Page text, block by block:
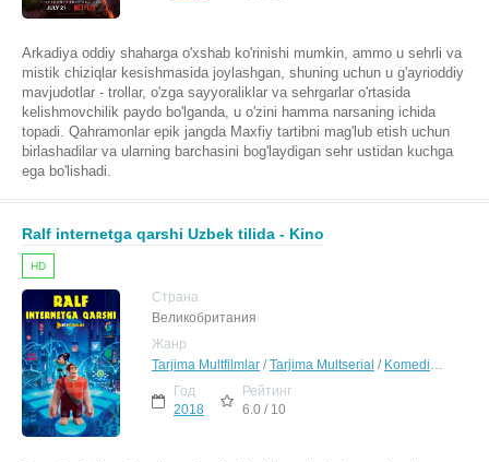
Arkadiya oddiy shaharga o'xshab ko'rinishi mumkin, ammo u sehrli va
mistik chiziqlar kesishmasida joylashgan, shuning uchun u g'ayrioddiy
mavjudotlar - trollar, o'zga sayyoraliklar va sehrgarlar o'rtasida
kelishmovchilik paydo bo'lganda, u o'zini hamma narsaning ichida
topadi. Qahramonlar epik jangda Maxfiy tartibni mag'lub etish uchun
birlashadilar va ularning barchasini bog'laydigan sehr ustidan kuchga
ega bo'lishadi.
Ralf internetga qarshi Uzbek tilida - Kino
HD
Страна
Великобритания
Жанр
Tarjima Multfilmlar /Tarjima Multserial / Komediya
Год
2018
Рейтинг
6.0 / 10